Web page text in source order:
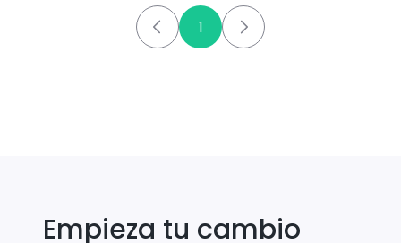
1
Empieza tu cambio